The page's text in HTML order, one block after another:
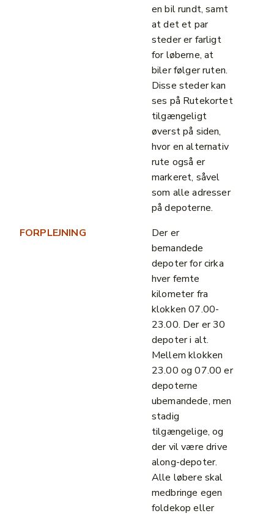
en bil rundt, samt
at det et par
steder er farligt
for løberne, at
biler følger ruten.
Disse steder kan
ses på Rutekortet
tilgængeligt
øverst på siden,
hvor en alternativ
rute også er
markeret, såvel
som alle adresser
på depoterne.
FORPLEJNING
Der er
bemandede
depoter for cirka
hver femte
kilometer fra
klokken 07.00-
23.00. Der er 30
depoter i alt.
Mellem klokken
23.00 og 07.00 er
depoterne
ubemandede, men
stadig
tilgængelige, og
der vil være drive
along-depoter.
Alle løbere skal
medbringe egen
foldekop eller